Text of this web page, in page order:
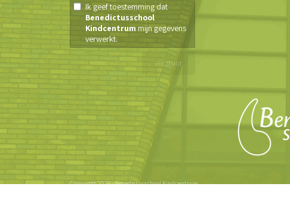
Ik geef toestemming dat
Benedictusschool
Kindcentrum mijn gegevens
verwerkt.
Copyright 2026 - Benedictusschool Kindcentrum